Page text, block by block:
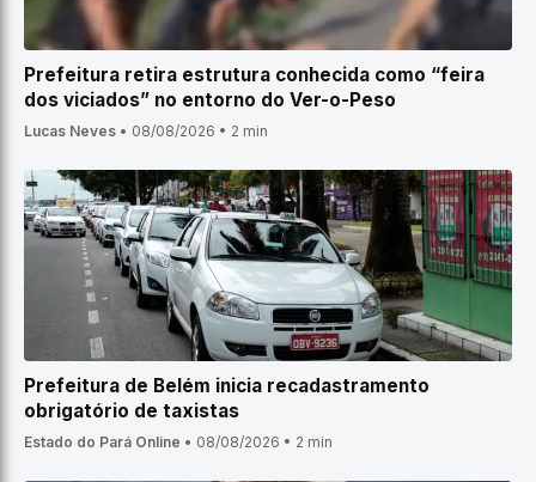
Prefeitura retira estrutura conhecida como “feira
dos viciados” no entorno do Ver-o-Peso
Lucas Neves • 08/08/2026 • 2 min
Prefeitura de Belém inicia recadastramento
obrigatório de taxistas
Estado do Pará Online • 08/08/2026 • 2 min